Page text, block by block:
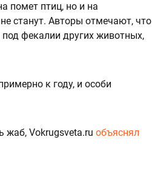
помет птиц, но и на
станут. Авторы отмечают, что
фекалии других животных,
к году, и особи
жаб, Vokrugsveta.ru объяснял